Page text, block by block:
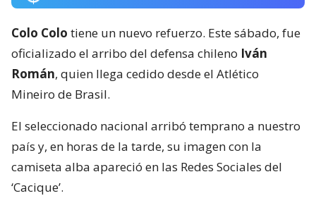
Colo Colo tiene un nuevo refuerzo. Este sábado, fue
oficializado el arribo del defensa chileno Iván
Román, quien llega cedido desde el Atlético
Mineiro de Brasil.
El seleccionado nacional arribó temprano a nuestro
país y, en horas de la tarde, su imagen con la
camiseta alba apareció en las Redes Sociales del
‘Cacique’.